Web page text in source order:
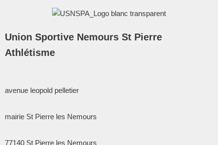
Union Sportive Nemours St Pierre
Athlétisme
avenue leopold pelletier
mairie St Pierre les Nemours
77140 St Pierre les Nemours